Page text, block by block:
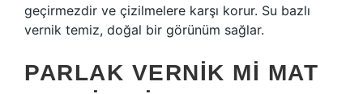
geçirmezdir ve çizilmelere karşı korur. Su bazlı
vernik temiz, doğal bir görünüm sağlar.
PARLAK VERNIK MI MAT